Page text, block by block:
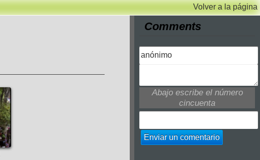
Volver a la página
Comments
Abajo escribe el número
cincuenta